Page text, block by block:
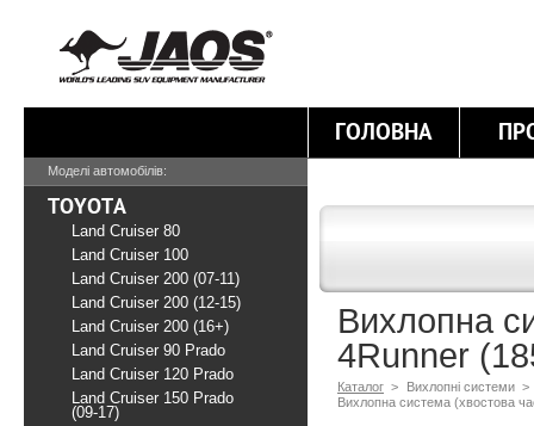
ГОЛОВНА
Вихлопна
4Runner
Каталог >
Вихлопні системи >
Вихлопна система (хвостова
Моделі автомобілів:
TOYOTA
Land Cruiser 80
Land Cruiser 100
Land Cruiser 200 (07-11)
Land Cruiser 200 (12-15)
Land Cruiser 200 (16+)
Land Cruiser 90 Prado
Land Cruiser 120 Prado
Land Cruiser 150 Prado
(09-17)